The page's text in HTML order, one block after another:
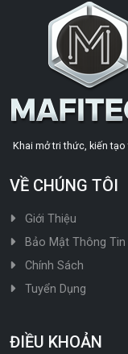
Khai mở tri thức, kiến tạo
VỀ CHÚNG TÔI
Giới Thiệu
Bảo Mật Thông Tin
Chính Sách
Tuyển Dụng
ĐIỀU KHOẢN